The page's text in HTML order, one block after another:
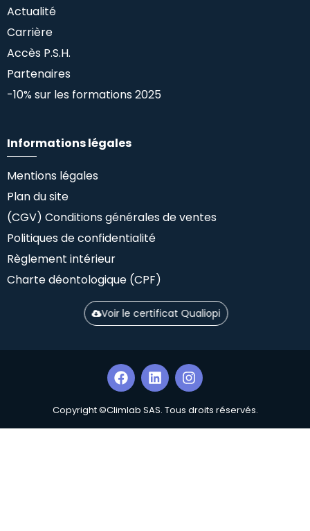
Actualité
Carrière
Accès P.S.H.
Partenaires
-10% sur les formations 2025
Informations légales
Mentions légales
Plan du site
(CGV) Conditions générales de ventes
Politiques de confidentialité
Règlement intérieur
Charte déontologique (CPF)
Voir le certificat Qualiopi
Copyright ©Climlab SAS. Tous droits réservés.